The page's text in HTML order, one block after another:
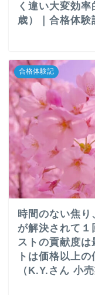
く違い大変効
歳）｜合格体験
合格体験記
時間のない焦
が解決されて１
ストの貢献度は
トは価格以上
（K.Y.さん 小